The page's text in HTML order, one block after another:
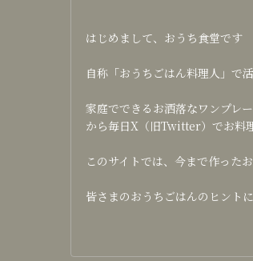
はじめまして、おうち食堂です
自称「おうちごはん料理人」で
家庭でできるお洒落なワンプレ
から毎日X（旧Twitter）でお料
このサイトでは、今まで作った
皆さまのおうちごはんのヒント